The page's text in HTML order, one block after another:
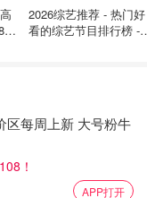
，当时巴黎有一个
Puces，法语翻译
所以可能
月
2026综艺推荐 - 热门好
看的综艺节目排行榜 -
区每周上新 大号粉牛
！
APP打开